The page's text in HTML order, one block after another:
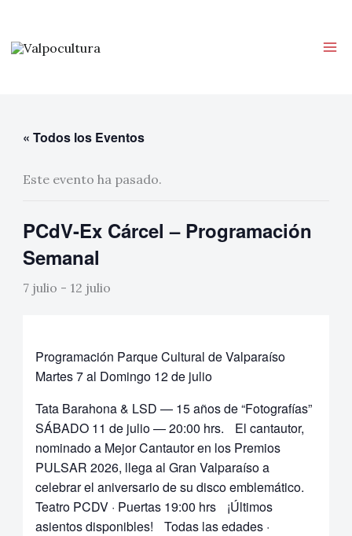
contenido
« Todos los Eventos
Este evento ha pasado.
PCdV-Ex Cárcel – Programación
Semanal
7 julio - 12 julio
Programación Parque Cultural de Valparaíso
Martes 7 al Domingo 12 de julio
Tata Barahona & LSD — 15 años de “Fotografías”
SÁBADO 11 de julio — 20:00 hrs. El cantautor,
nominado a Mejor Cantautor en los Premios
PULSAR 2026, llega al Gran Valparaíso a
celebrar el aniversario de su disco emblemático.
Teatro PCDV · Puertas 19:00 hrs ¡Últimos
asientos disponibles! Todas las edades ·